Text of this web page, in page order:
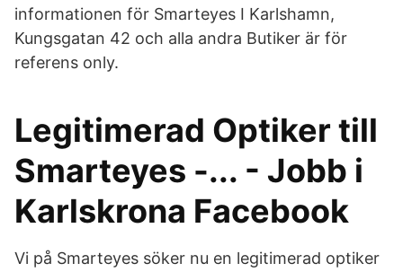
informationen för Smarteyes I Karlshamn,
Kungsgatan 42 och alla andra Butiker är för
referens only.
Legitimerad Optiker till
Smarteyes -... - Jobb i
Karlskrona Facebook
Vi på Smarteyes söker nu en legitimerad optiker